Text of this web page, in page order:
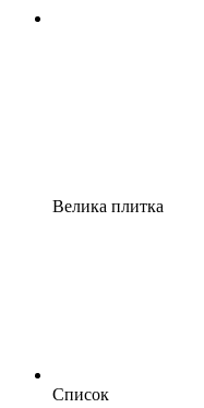
Велика плитка
Список